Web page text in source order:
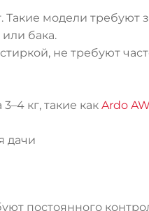
модели требуют
бака.
не требуют
кг, такие как Ardo
дачи
постоянного